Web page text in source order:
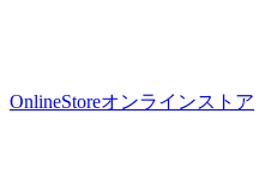
OnlineStoreオンラインストア